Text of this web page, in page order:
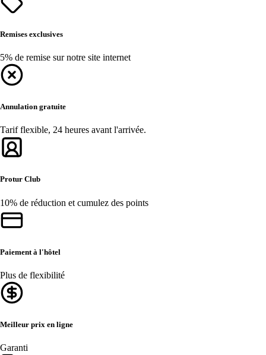
Remises exclusives
5% de remise sur notre site internet
Annulation gratuite
Tarif flexible, 24 heures avant l'arrivée.
Protur Club
10% de réduction et cumulez des points
Paiement à l'hôtel
Plus de flexibilité
Meilleur prix en ligne
Garanti